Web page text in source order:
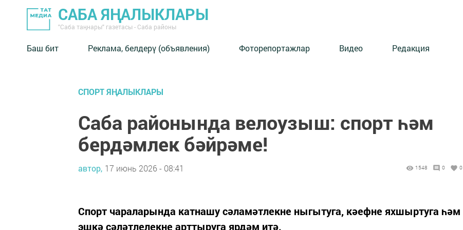
САБА ЯҢАЛЫКЛАРЫ
"Саба таңнары" газетасы - Саба районы
Баш бит Реклама, белдерү (объявления) Фоторепортажлар Видео Редакция
СПОРТ ЯҢАЛЫКЛАРЫ
Саба районында велоузыш: спорт һәм
бердәмлек бәйрәме!
автор, 17 июнь 2026 - 08:41 1548 0 0
Спорт чараларында катнашу сәламәтлекне ныгытуга, кәефне яхшыртуга һәм
эшкә сәләтлелекне арттыруга ярдәм итә.